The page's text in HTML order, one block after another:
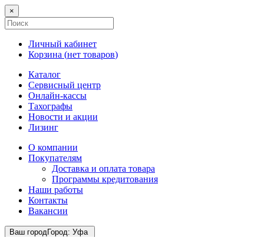
×
Личный кабинет
Корзина (нет товаров)
Каталог
Сервисный центр
Онлайн-кассы
Тахографы
Новости и акции
Лизинг
О компании
Покупателям
Доставка и оплата товара
Программы кредитования
Наши работы
Контакты
Вакансии
Ваш городГород: Уфа